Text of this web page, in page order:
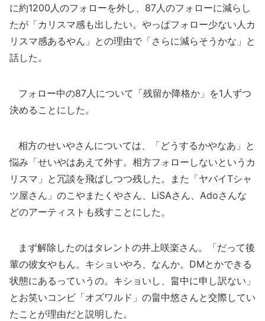
に約1200人のフォローを外し、87人のフォローに減らし
たが「カリスマ感も出したい。やっぱフォロー少ない人カ
リスマ感あるやん」との理由で「さらに減らそうかな」と
話した。
フォロー中の87人について「残留か降格か」を1人ずつ
決めることにした。
相方のせいやさんについては、「どうするかやなあ」と
悩み「せいやはあえて外す。相方フォローしないというカ
リスマ」と冗談を飛ばしつつ残した。また「ヤバイTシャ
ツ屋さん」のこやまたくやさん、LiSAさん、Adoさんな
どのアーティストも残すことにした。
まず解除したのはタレントの井上咲楽さん。「だって後
輩の彼女やもん。キショいやろ、なんか。DMとかできる
状態にあるっていうの。キショいし、畠中に申し訳ない」
とお笑いコンビ「オズワルド」の畠中悠さんと交際してい
たことが理由だと説明した。